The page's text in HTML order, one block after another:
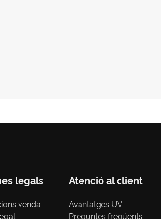
legals
venda
Atenció al client
Avantatges UV
Preguntes freqüents